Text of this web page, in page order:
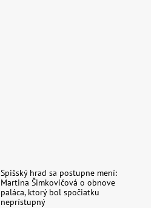
Spišský hrad sa postupne mení:
Martina Šimkovičová o obnove
paláca, ktorý bol spočiatku
neprístupný